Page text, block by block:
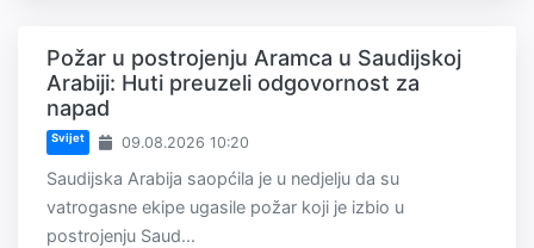
Požar u postrojenju Aramca u Saudijskoj
Arabiji: Huti preuzeli odgovornost za
napad
Svijet 09.08.2026 10:20
Saudijska Arabija saopćila je u nedjelju da su
vatrogasne ekipe ugasile požar koji je izbio u
postrojenju Saud...